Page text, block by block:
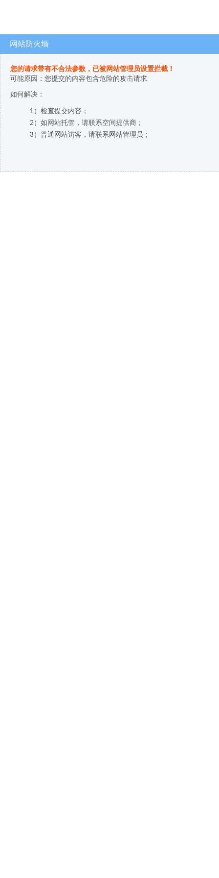
网站防火墙
您的请求带有不合法参数，已被网站管理员设置拦截！
可能原因：您提交的内容包含危险的攻击请求
如何解决：
1）检查提交内容；
2）如网站托管，请联系空间提供商；
3）普通网站访客，请联系网站管理员；